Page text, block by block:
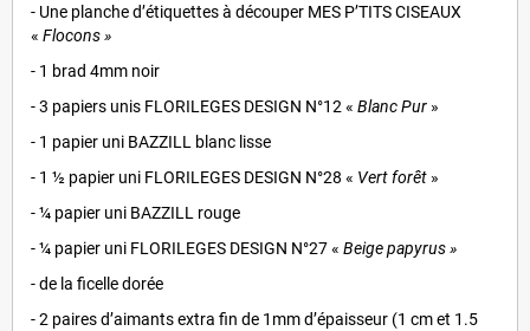
- Une planche d’étiquettes à découper MES P’TITS CISEAUX
« Flocons »
- 1 brad 4mm noir
- 3 papiers unis FLORILEGES DESIGN N°12 « Blanc Pur »
- 1 papier uni BAZZILL blanc lisse
- 1 ½ papier uni FLORILEGES DESIGN N°28 « Vert forêt »
- ¼ papier uni BAZZILL rouge
- ¼ papier uni FLORILEGES DESIGN N°27 « Beige papyrus »
- de la ficelle dorée
- 2 paires d’aimants extra fin de 1mm d’épaisseur (1 cm et 1.5